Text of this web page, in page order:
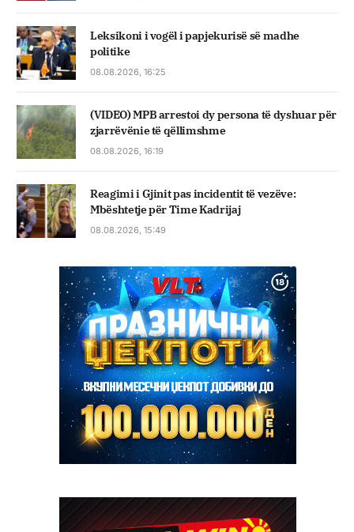
Leksikoni i vogël i papjekurisë së madhe
politike
08.08.2026, 16:25
(VIDEO) MPB arrestoi dy persona të dyshuar për
zjarrëvënie të qëllimshme
08.08.2026, 16:19
Reagimi i Gjinit pas incidentit të vezëve:
Mbështetje për Time Kadrijaj
08.08.2026, 15:49